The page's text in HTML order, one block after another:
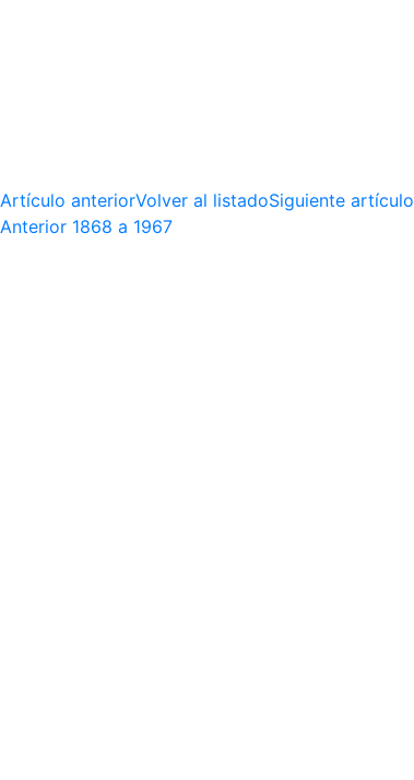
Artículo anteriorVolver al listadoSiguiente artículo
Anterior 1868 a 1967